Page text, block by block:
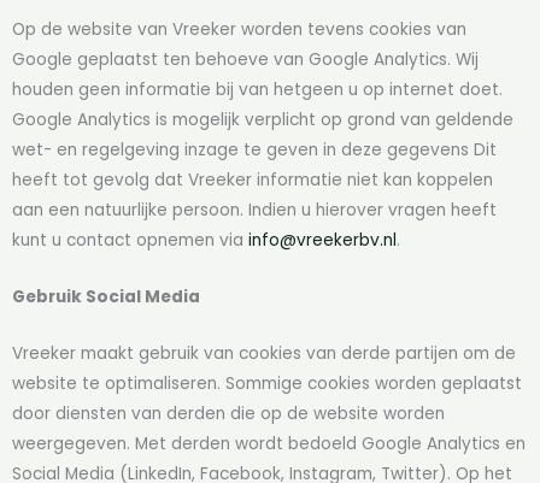
Op de website van Vreeker worden tevens cookies van
Google geplaatst ten behoeve van Google Analytics. Wij
houden geen informatie bij van hetgeen u op internet doet.
Google Analytics is mogelijk verplicht op grond van geldende
wet- en regelgeving inzage te geven in deze gegevens Dit
heeft tot gevolg dat Vreeker informatie niet kan koppelen
aan een natuurlijke persoon. Indien u hierover vragen heeft
kunt u contact opnemen via info@vreekerbv.nl.
Gebruik Social Media
Vreeker maakt gebruik van cookies van derde partijen om de
website te optimaliseren. Sommige cookies worden geplaatst
door diensten van derden die op de website worden
weergegeven. Met derden wordt bedoeld Google Analytics en
Social Media (LinkedIn, Facebook, Instagram, Twitter). Op het